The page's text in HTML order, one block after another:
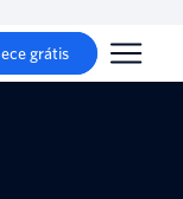
grátis